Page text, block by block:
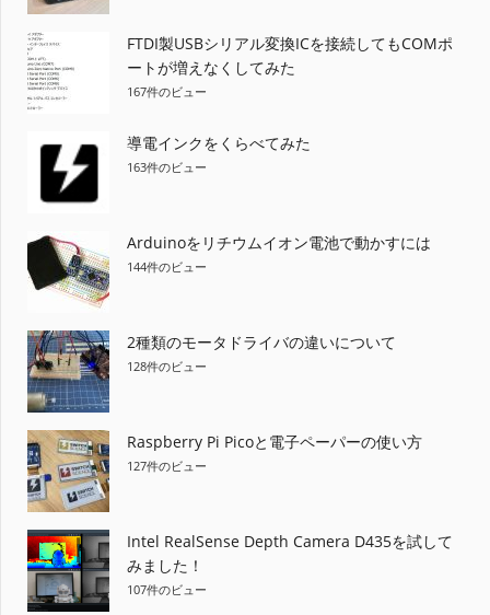
FTDI製USBシリアル変換ICを接続してもCOMポ
ートが増えなくしてみた
167件のビュー
導電インクをくらべてみた
163件のビュー
Arduinoをリチウムイオン電池で動かすには
144件のビュー
2種類のモータドライバの違いについて
128件のビュー
Raspberry Pi Picoと電子ペーパーの使い方
127件のビュー
Intel RealSense Depth Camera D435を試して
みました！
107件のビュー